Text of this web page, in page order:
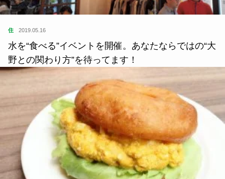
住 2019.05.16
水を“食べる”イベントを開催。あなたならではの“大
野との関わり方”を待ってます！